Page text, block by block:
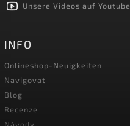
Unsere Videos auf Youtube
INFO
Onlineshop-Neuigkeiten
Navigovat
Blog
Recenze